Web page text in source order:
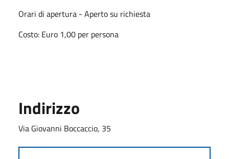
Orari di apertura - Aperto su richiesta
Costo: Euro 1,00 per persona
Indirizzo
Via Giovanni Boccaccio, 35